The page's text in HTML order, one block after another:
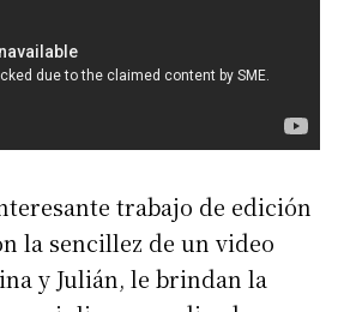
trabajo de edición
la sencillez de un video
y Julián, le brindan la